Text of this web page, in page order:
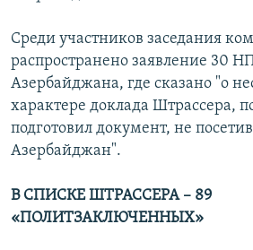
Среди участников заседания
распространено заявление 30
Азербайджана, где сказано "о
характере доклада Штрассера,
подготовил документ, не посетив
Азербайджан".
В СПИСКЕ ШТРАССЕРА – 89
«ПОЛИТЗАКЛЮЧЕННЫХ»